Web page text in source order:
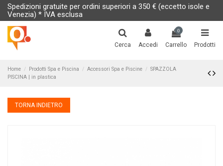
Spedizioni gratuite per ordini superiori a 350 € (eccetto isole e
Venezia) * IVA esclusa
Cerca Accedi
0
Carrello Prodotti
Home Prodotti Spa e Piscina Accessori Spa e Piscine
SPAZZOLA
PISCINA | in plastica
TORNA INDIETRO